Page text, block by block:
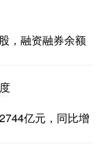
，融资融券余额
亿元，同比增